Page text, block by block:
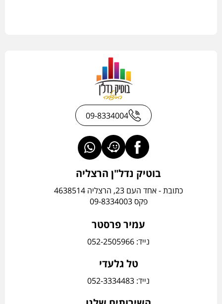
09-8334004
בוטיק נדל"ן הרצליה
כתובת - אחד העם 23, הרצליה 4638514
פקס 09-8334003
עמיר פרסטר
נייד: 052-2505966
טל גלעדי
נייד: 052-3334483